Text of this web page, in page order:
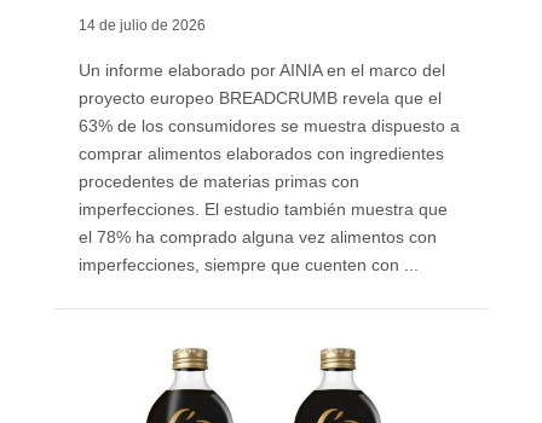
14 de julio de 2026
Un informe elaborado por AINIA en el marco del
proyecto europeo BREADCRUMB revela que el
63% de los consumidores se muestra dispuesto a
comprar alimentos elaborados con ingredientes
procedentes de materias primas con
imperfecciones. El estudio también muestra que
el 78% ha comprado alguna vez alimentos con
imperfecciones, siempre que cuenten con ...